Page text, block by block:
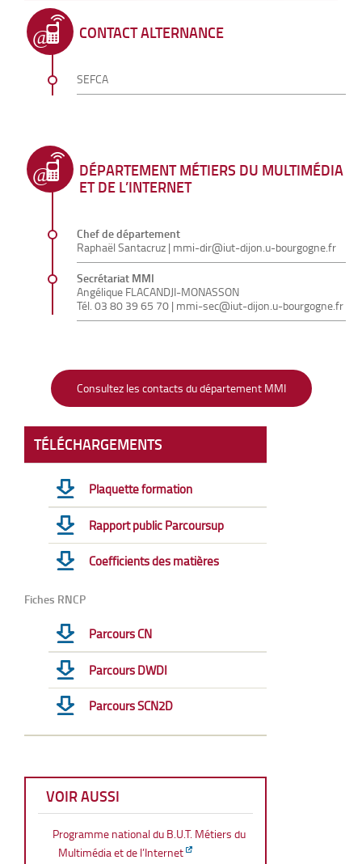
CONTACT ALTERNANCE
SEFCA
DÉPARTEMENT MÉTIERS DU MULTIMÉDIA
ET DE L’INTERNET
Chef de département
Raphaël Santacruz | mmi-dir@iut-dijon.u-bourgogne.fr
Secrétariat MMI
Angélique FLACANDJI-MONASSON
Tél. 03 80 39 65 70 | mmi-sec@iut-dijon.u-bourgogne.fr
Consultez les contacts du département MMI
TÉLÉCHARGEMENTS
Plaquette formation
Rapport public Parcoursup
Coefficients des matières
Fiches RNCP
Parcours CN
Parcours DWDI
Parcours SCN2D
VOIR AUSSI
Programme national du B.U.T. Métiers du
Multimédia et de l’Internet